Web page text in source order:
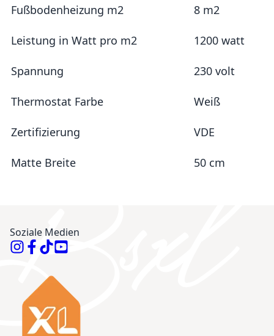
Fußbodenheizung m2 8 m2
Leistung in Watt pro m2 1200 watt
Spannung 230 volt
Thermostat Farbe Weiß
Zertifizierung VDE
Matte Breite 50 cm
Soziale Medien